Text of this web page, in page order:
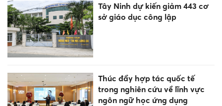
Tây Ninh dự kiến giảm 443 cơ
sở giáo dục công lập
Thúc đẩy hợp tác quốc tế
trong nghiên cứu về lĩnh vực
ngôn ngữ học ứng dụng